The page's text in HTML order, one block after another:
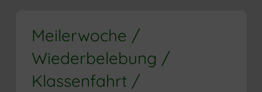
Meilerwoche /
Wiederbelebung /
Klassenfahrt /